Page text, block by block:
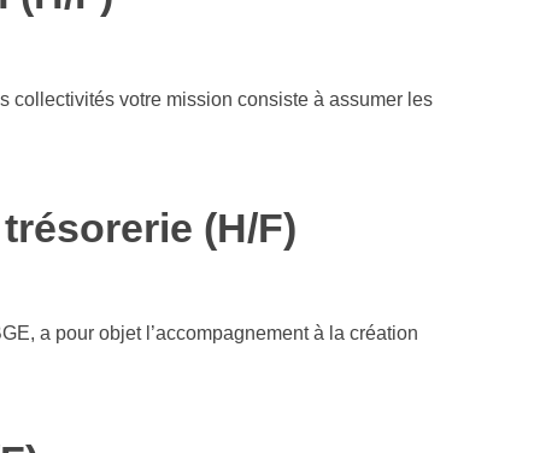
collectivités votre mission consiste à assumer les
(H/F)
a pour objet l’accompagnement à la création